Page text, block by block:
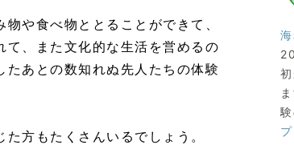
や食べ物ととることができて、
、また文化的な生活を営めるの
たあとの数知れぬ先人たちの体験
方もたくさんいるでしょう。